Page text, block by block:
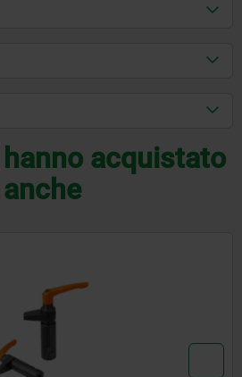
acquistato
anche